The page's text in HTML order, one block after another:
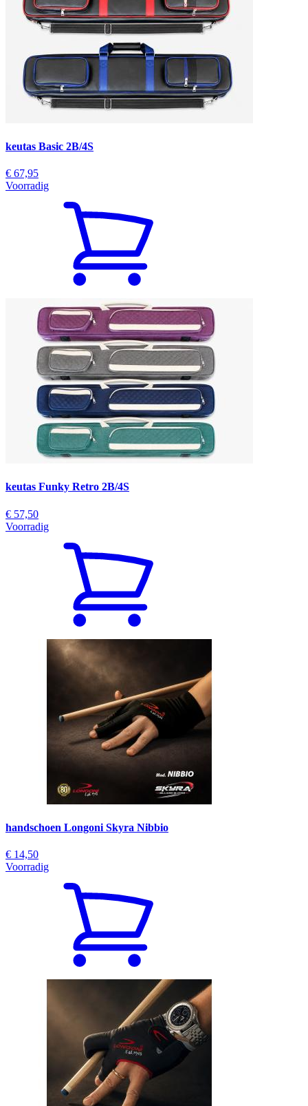
keutas Basic 2B/4S
€ 67,95
Voorradig
keutas Funky Retro 2B/4S
€ 57,50
Voorradig
handschoen Longoni Skyra Nibbio
€ 14,50
Voorradig